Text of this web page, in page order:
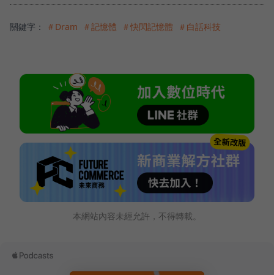
關鍵字： ＃Dram ＃記憶體 ＃快閃記憶體 ＃白話科技
本網站內容未經允許，不得轉載。